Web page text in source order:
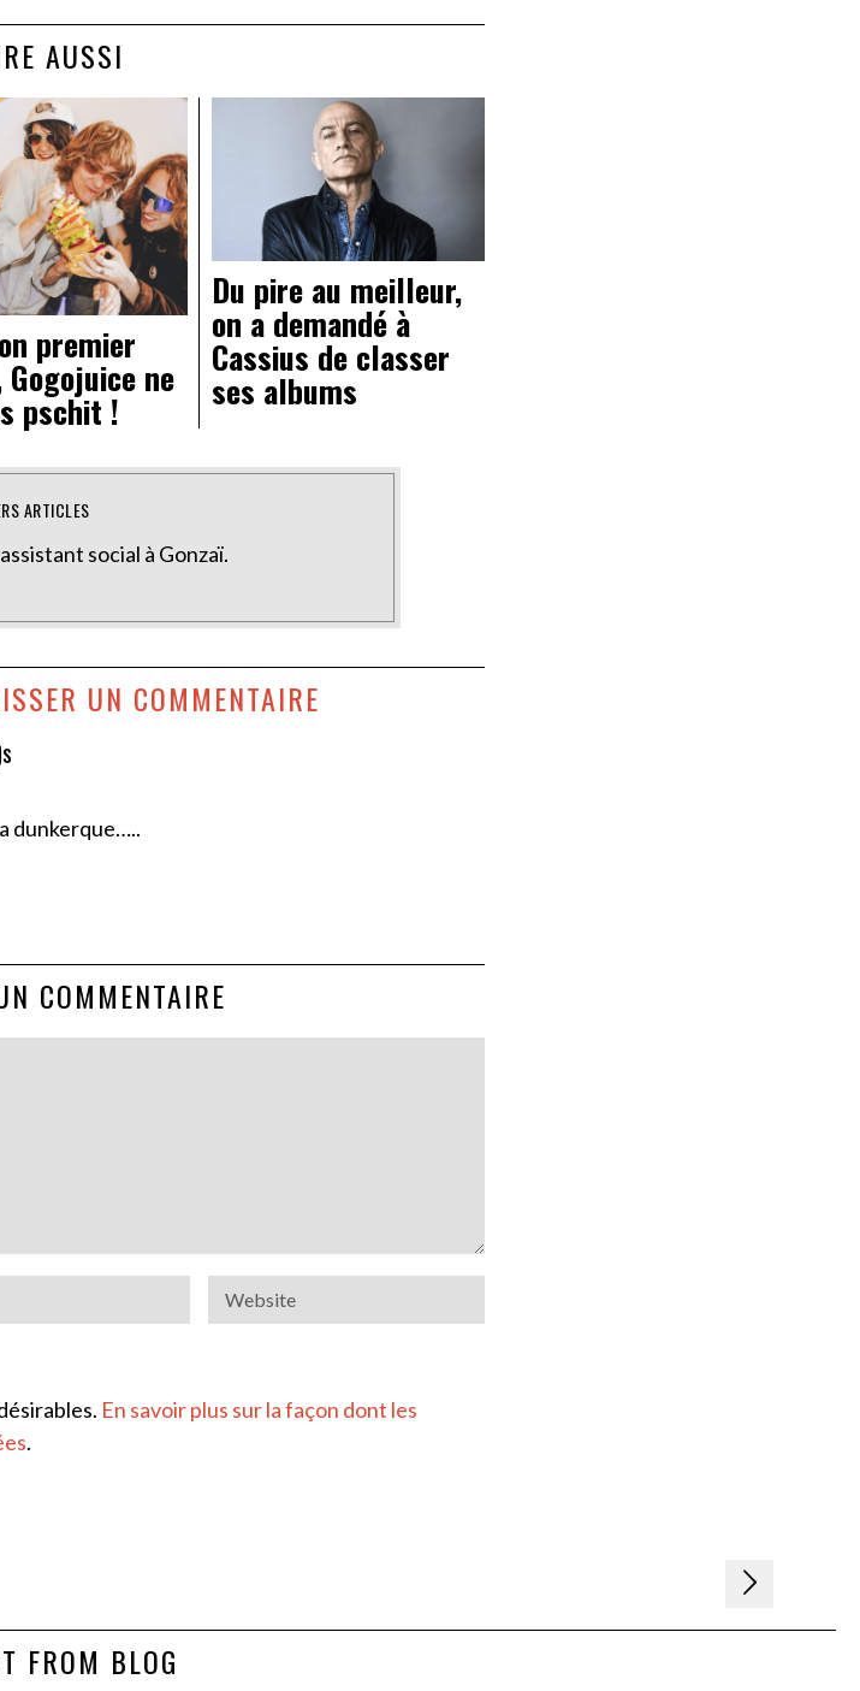
AUSSI
premier
ne
pschit !
Du pire au meilleur,
on a demandé à
Cassius de classer
ses albums
ARTICLES
social à Gonzaï.
UN COMMENTAIRE
dunkerque…..
COMMENTAIRE
En savoir plus sur la façon dont les
.
FROM BLOG